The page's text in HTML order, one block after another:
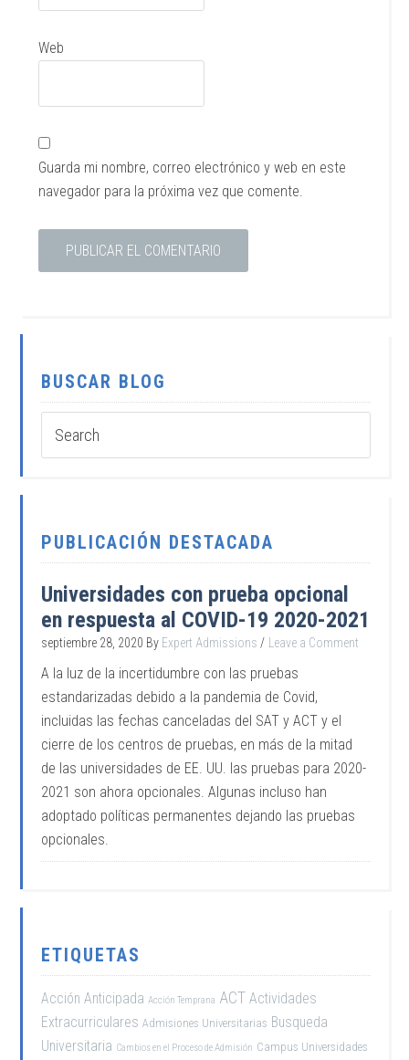
Web
Guarda mi nombre, correo electrónico y web en este
navegador para la próxima vez que comente.
BUSCAR BLOG
PUBLICACIÓN DESTACADA
Universidades con prueba opcional
en respuesta al COVID-19 2020-2021
septiembre 28, 2020 By Expert Admissions Leave a Comment
A la luz de la incertidumbre con las pruebas
estandarizadas debido a la pandemia de Covid,
incluidas las fechas canceladas del SAT y ACT y el
cierre de los centros de pruebas, en más de la mitad
de las universidades de EE. UU. las pruebas para 2020-
2021 son ahora opcionales. Algunas incluso han
adoptado políticas permanentes dejando las pruebas
opcionales.
ETIQUETAS
Acción Anticipada Acción Temprana ACT Actividades
Extracurriculares Admisiones Universitarias Busqueda
Universitaria Cambios en el Proceso de Admisión Campus Universidades